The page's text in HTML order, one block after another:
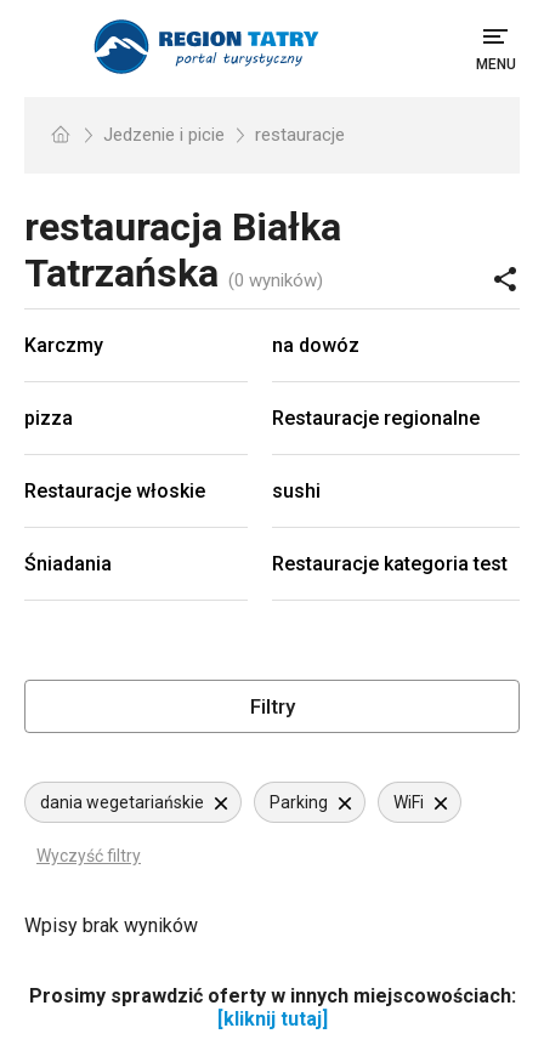
MENU
Jedzenie i picie restauracje
restauracja Białka
Tatrzańska (0 wyników)
Karczmy na dowóz
pizza Restauracje regionalne
Restauracje włoskie sushi
Śniadania Restauracje kategoria test
Filtry
dania wegetariańskie Parking WiFi
Wyczyść filtry
Wpisy brak wyników
Prosimy sprawdzić oferty w innych miejscowościach:
[kliknij tutaj]